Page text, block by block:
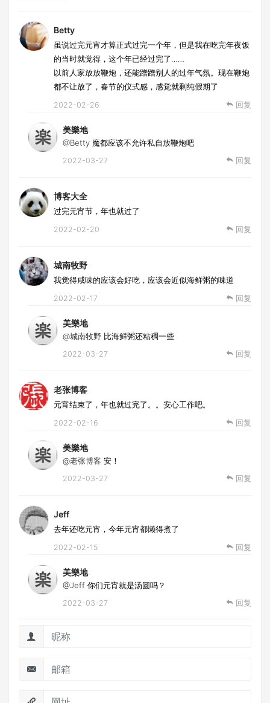
Betty
虽说过完元宵才算正式过完一个年，但是我在吃完年夜饭
的当时就觉得，这个年已经过完了……
以前人家放放鞭炮，还能蹭蹭别人的过年气氛。现在鞭炮
都不让放了，春节的仪式感，感觉就剩纯假期了
2022-02-26 回复
美樂地
@Betty 魔都应该不允许私自放鞭炮吧
2022-03-27 回复
博客大全
过完元宵节，年也就过了
2022-02-20 回复
城南牧野
我觉得咸味的应该会好吃，应该会近似海鲜粥的味道
2022-02-17 回复
美樂地
@城南牧野 比海鲜粥还粘稠一些
2022-03-27 回复
老张博客
元宵结束了，年也就过完了。。安心工作吧。
2022-02-16 回复
美樂地
@老张博客 安！
2022-03-27 回复
Jeff
去年还吃元宵，今年元宵都懒得煮了
2022-02-15 回复
美樂地
@Jeff 你们元宵就是汤圆吗？
2022-03-27 回复